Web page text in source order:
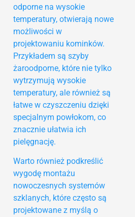
odporne na wysokie
temperatury, otwierają nowe
możliwości w
projektowaniu kominków.
Przykładem są szyby
żaroodporne, które nie tylko
wytrzymują wysokie
temperatury, ale również są
łatwe w czyszczeniu dzięki
specjalnym powłokom, co
znacznie ułatwia ich
pielęgnację.
Warto również podkreślić
wygodę montażu
nowoczesnych systemów
szklanych, które często są
projektowane z myślą o